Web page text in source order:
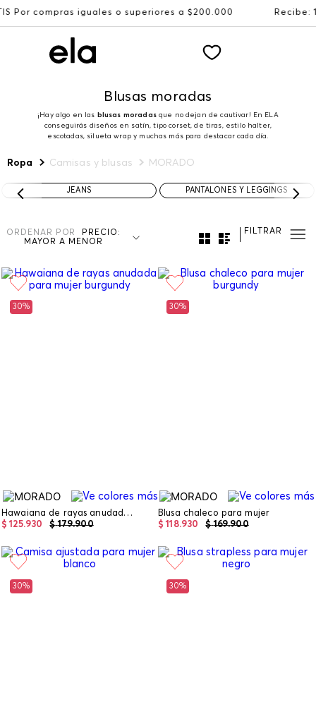
a $200.000 Recibe: 15%OFF suscribiéndote a nuestro
Blusas moradas
¡Hay algo en las blusas moradasque no dejan de cautivar! En ELA
conseguirás diseños en satín, tipo corset, de tiras, estilo halter,
escotadas, silueta wrap y muchas más para destacar cada día.
Ropa Camisas y blusas MORADO
JEANS PANTALONES Y LEGGINGS
ORDENAR POR
PRECIO:
MAYOR A MENOR
FILTRAR
30%
Hawaiana de rayas anudada para mujer
$ 179.900
$ 125.930
30%
Blusa chaleco para mujer
$ 169.900
$ 118.930
30% 30%